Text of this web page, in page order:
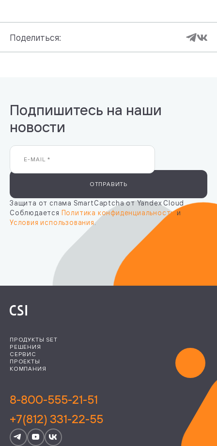
Поделиться:
Подпишитесь на наши
новости
ОТПРАВИТЬ
Защита от спама SmartCaptcha от Yandex Cloud
Соблюдается Политика конфиденциальностии
Условия использования.
ПРОДУКТЫ SET
РЕШЕНИЯ
СЕРВИС
ПРОЕКТЫ
КОМПАНИЯ
8-800-555-21-51
+7(812) 331-22-55